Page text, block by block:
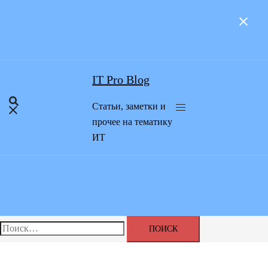
IT Pro Blog
Статьи, заметки и
прочее на тематику
ИТ
Найти: